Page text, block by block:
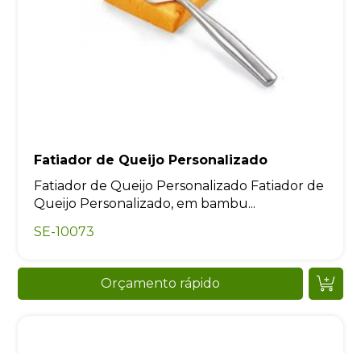
Fatiador de Queijo Personalizado
Fatiador de Queijo Personalizado Fatiador de
Queijo Personalizado, em bambu...
SE-10073
Orçamento rápido